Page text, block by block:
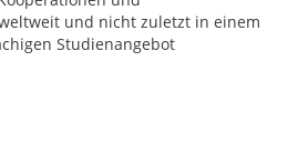
und nicht zuletzt in einem
Studienangebot